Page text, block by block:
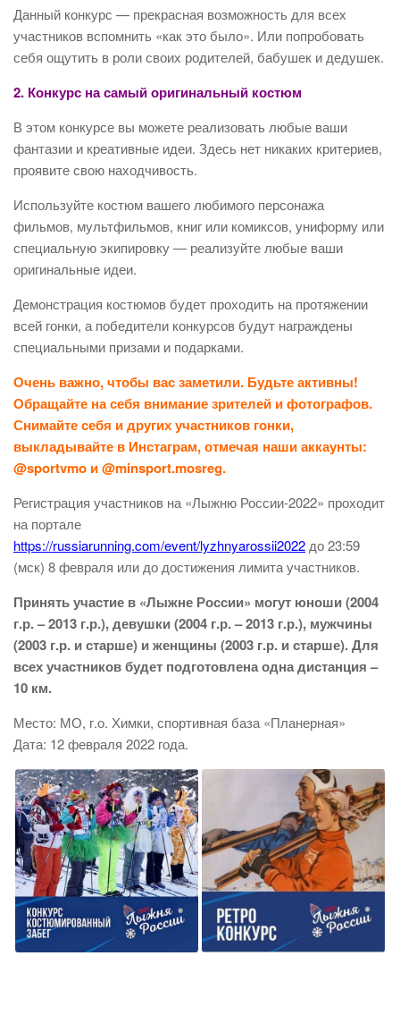
Данный конкурс — прекрасная возможность для всех
участников вспомнить «как это было». Или попробовать
себя ощутить в роли своих родителей, бабушек и дедушек.
2. Конкурс на самый оригинальный костюм
В этом конкурсе вы можете реализовать любые ваши
фантазии и креативные идеи. Здесь нет никаких критериев,
проявите свою находчивость.
Используйте костюм вашего любимого персонажа
фильмов, мультфильмов, книг или комиксов, униформу или
специальную экипировку — реализуйте любые ваши
оригинальные идеи.
Демонстрация костюмов будет проходить на протяжении
всей гонки, а победители конкурсов будут награждены
специальными призами и подарками.
Очень важно, чтобы вас заметили. Будьте активны!
Обращайте на себя внимание зрителей и фотографов.
Снимайте себя и других участников гонки,
выкладывайте в Инстаграм, отмечая наши аккаунты:
@sportvmo и @minsport.mosreg.
Регистрация участников на «Лыжню России-2022» проходит
на портале
https://russiarunning.com/event/lyzhnyarossii2022 до 23:59
(мск) 8 февраля или до достижения лимита участников.
Принять участие в «Лыжне России» могут юноши (2004
г.р. – 2013 г.р.), девушки (2004 г.р. – 2013 г.р.), мужчины
(2003 г.р. и старше) и женщины (2003 г.р. и старше). Для
всех участников будет подготовлена одна дистанция –
10 км.
Место: МО, г.о. Химки, спортивная база «Планерная»
Дата: 12 февраля 2022 года.